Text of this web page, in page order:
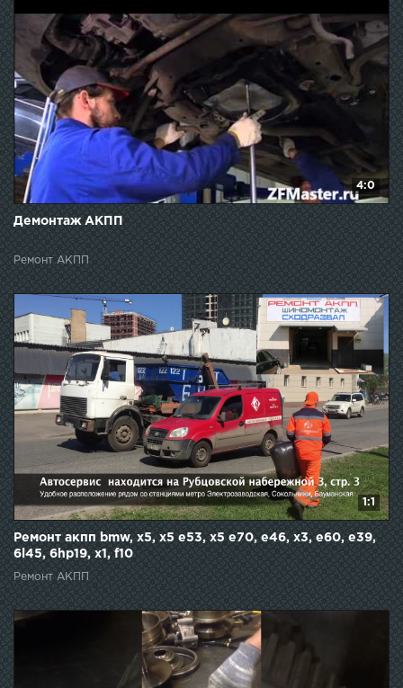
4:0
Демонтаж АКПП
Ремонт АКПП
1:1
Ремонт акпп bmw, x5, x5 e53, x5 e70, e46, x3, e60, e39,
6l45, 6hp19, x1, f10
Ремонт АКПП